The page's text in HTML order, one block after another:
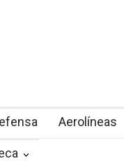
Aerolíneas